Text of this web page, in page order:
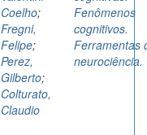
Coelho;
Fregni,
Felipe;
Perez,
Gilberto;
Colturato,
Claudio
Fenômenos
cognitivos.
Ferramentas
neurociência.